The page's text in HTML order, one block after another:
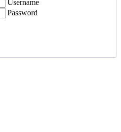
Username
Password